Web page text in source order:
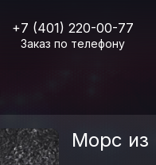
+7 (401) 220-00-77
Заказ по телефону
Морс из